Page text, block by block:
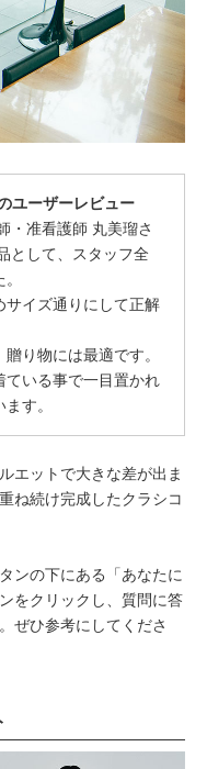
ユーザーレビュー
准看護師 丸美瑠さ
として、スタッフ全
サイズ通りにして正解
り物には最適です。
ている事で一目置かれ
す。
エットで大きな差が出ま
ね続け完成したクラシコ
ンの下にある「あなたに
をクリックし、質問に答
ぜひ参考にしてくださ